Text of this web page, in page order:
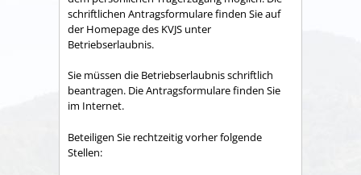
schriftlichen Antragsformulare finden Sie auf
der Homepage des KVJS unter
Betriebserlaubnis.
Sie müssen die Betriebserlaubnis schriftlich
beantragen. Die Antragsformulare finden Sie
im Internet.
Beteiligen Sie rechtzeitig vorher folgende
Stellen: